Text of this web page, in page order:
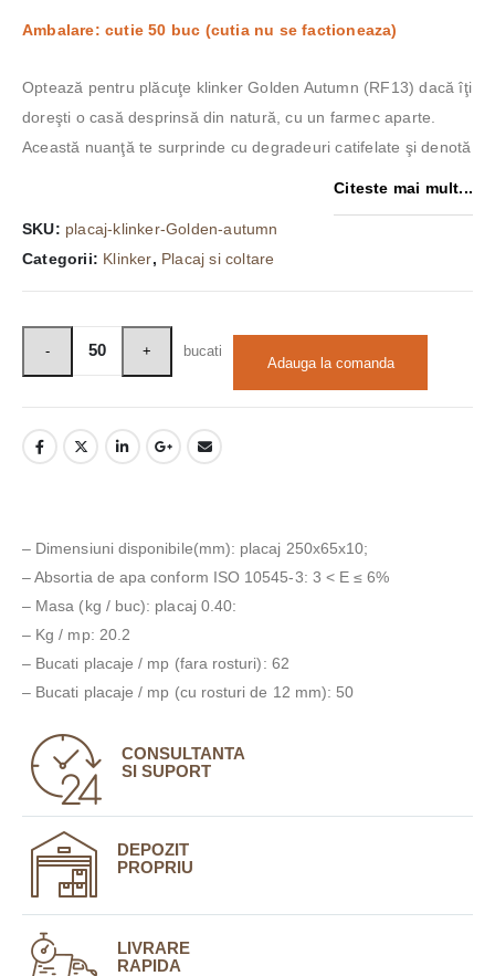
Ambalare: cutie 50 buc (cutia nu se factioneaza)
Optează pentru plăcuţe klinker Golden Autumn (RF13) dacă îţi
doreşti o casă desprinsă din natură, cu un farmec aparte.
Această nuanţă te surprinde cu degradeuri catifelate şi denotă
Citeste mai mult...
SKU: placaj-klinker-Golden-autumn
Categorii: Klinker, Placaj si coltare
bucati
Adauga la comanda
– Dimensiuni disponibile(mm): placaj 250x65x10;
– Absortia de apa conform ISO 10545-3: 3 < E ≤ 6%
– Masa (kg / buc): placaj 0.40:
– Kg / mp: 20.2
– Bucati placaje / mp (fara rosturi): 62
– Bucati placaje / mp (cu rosturi de 12 mm): 50
CONSULTANTA
SI SUPORT
DEPOZIT
PROPRIU
LIVRARE
RAPIDA